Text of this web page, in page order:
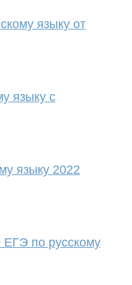
языку от
языку с
языку 2022
ЕГЭ по русскому